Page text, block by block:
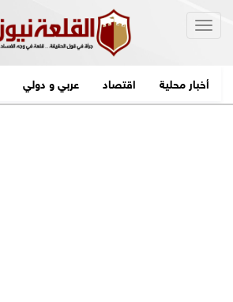
أخبار محلية اقتصاد عربي و دولي